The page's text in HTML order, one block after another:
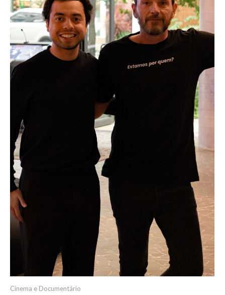
Cinema e Documentário